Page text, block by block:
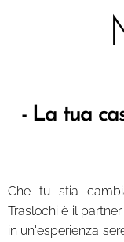
- La tua
Che tu stia
Traslochi è il
in un'esperienza